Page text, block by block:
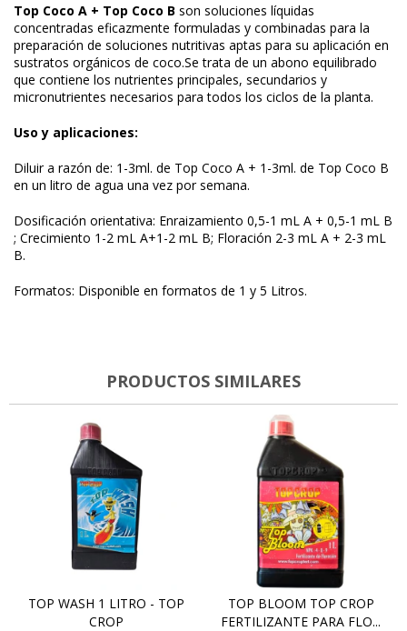
Top Coco A + Top Coco B son soluciones líquidas
concentradas eficazmente formuladas y combinadas para la
preparación de soluciones nutritivas aptas para su aplicación en
sustratos orgánicos de coco.Se trata de un abono equilibrado
que contiene los nutrientes principales, secundarios y
micronutrientes necesarios para todos los ciclos de la planta.
Uso y aplicaciones:
Diluir a razón de: 1-3ml. de Top Coco A + 1-3ml. de Top Coco B
en un litro de agua una vez por semana.
Dosificación orientativa: Enraizamiento 0,5-1 mL A + 0,5-1 mL B
; Crecimiento 1-2 mL A+1-2 mL B; Floración 2-3 mL A + 2-3 mL
B.
Formatos: Disponible en formatos de 1 y 5 Litros.
PRODUCTOS SIMILARES
TOP WASH 1 LITRO - TOP
CROP
TOP BLOOM TOP CROP
FERTILIZANTE PARA FLO...